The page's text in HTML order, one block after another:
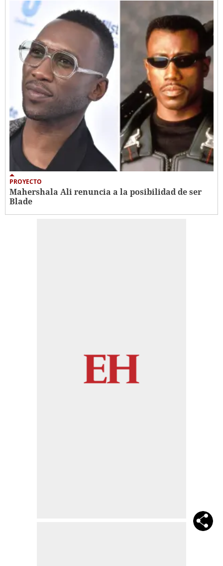
PROYECTO
Mahershala Ali renuncia a la posibilidad de ser
Blade